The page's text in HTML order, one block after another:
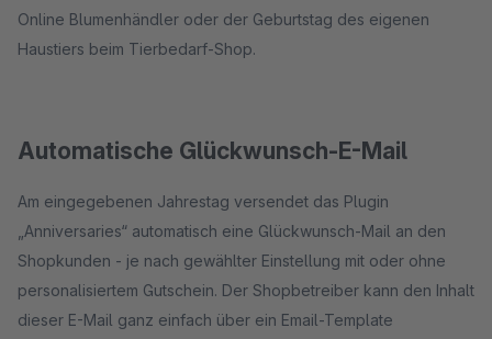
Online Blumenhändler oder der Geburtstag des eigenen
Haustiers beim Tierbedarf-Shop.
Automatische Glückwunsch-E-Mail
Am eingegebenen Jahrestag versendet das Plugin
„Anniversaries“ automatisch eine Glückwunsch-Mail an den
Shopkunden - je nach gewählter Einstellung mit oder ohne
personalisiertem Gutschein. Der Shopbetreiber kann den Inhalt
dieser E-Mail ganz einfach über ein Email-Template